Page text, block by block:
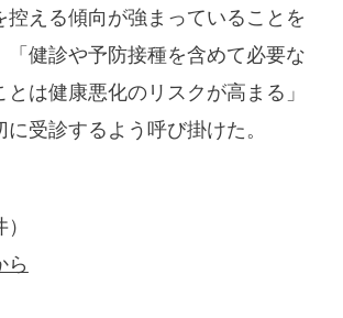
控える傾向が強まっていることを
「健診や予防接種を含めて必要な
は健康悪化のリスクが高まる」
に受診するよう呼び掛けた。
ら